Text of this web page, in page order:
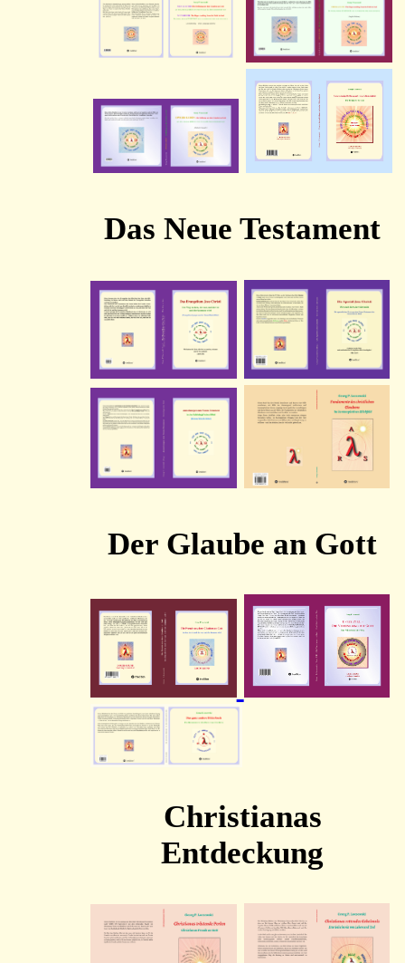
Das Neue Testament
Der Glaube an Gott
Christianas
Entdeckung